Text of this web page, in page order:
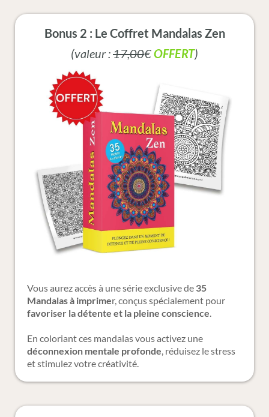
Bonus 2 : Le Coffret Mandalas Zen
(valeur :17,00€OFFERT)
Vous aurez accès à une série exclusive de 35
Mandalas à imprimer, conçus spécialement pour
favoriser la détente et la pleine conscience.
En coloriant ces mandalas vous activez une
déconnexion mentale profonde, réduisez le stress
et stimulez votre créativité.